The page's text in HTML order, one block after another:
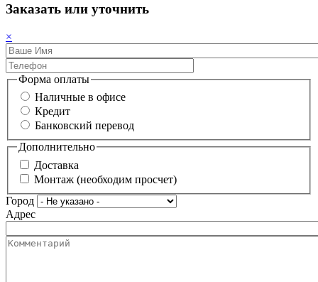
Заказать или уточнить
×
Форма оплаты
Наличные в офисе
Кредит
Банковский перевод
Дополнительно
Доставка
Монтаж (необходим просчет)
Город
Адрес